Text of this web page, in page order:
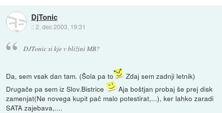
DjTonic
::2. dec 2003, 19:31
DJTonic si kje v bližini MB?
Da, sem vsak dan tam. (Šola pa to
Zdaj sem zadnji letnik)
Drugače pa sem iz Slov.Bistrice
Aja boštjan probaj še prej disk
zamenjat(Ne novega kupit pač malo potestirat,...), ker lahko zaradi
SATA zajebava,....